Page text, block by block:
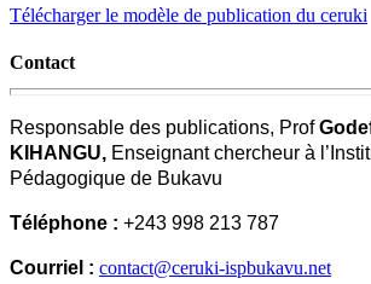
Télécharger le modèle de publication du ceruki
Contact
Responsable des publications, Prof
KIHANGU, Enseignant chercheur à
Pédagogique de Bukavu
Téléphone : +243 998 213 787
Courriel : contact@ceruki-ispbukavu.net